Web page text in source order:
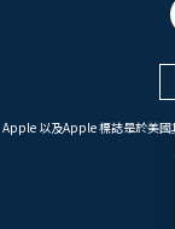
Apple 以及Apple 標誌是於美